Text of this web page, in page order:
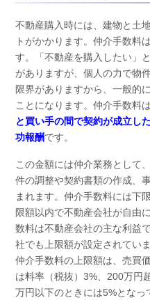
不動産購入時には、建物と土
トがかかります。仲介手数料
す。「不動産を購入したい」
がありますが、個人の力で物
限界がありますから、一般的
ことになります。仲介手数料は
と買い手の間で契約が成立し
功報酬です。
この金額には仲介業務として
件の調整や契約書類の作成、
まれます。仲介手数料には下
限額以内で不動産会社が自由
数料は不動産会社の主な利益
社でも上限額が設定されてい
仲介手数料の上限額は、売買
は料率（税抜）3%、200万円
万円以下のときには5%となっ